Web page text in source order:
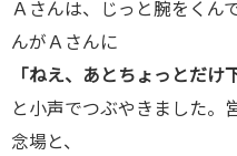
Ａさんは、じっと腕をくん
んがＡさんに
「ねえ、あとちょっとだけ
と小声でつぶやきました。
念場と、